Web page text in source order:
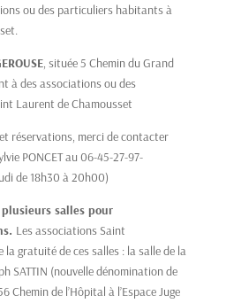
ou des particuliers habitants à
, située 5 Chemin du Grand
à des associations ou des
Laurent de Chamousset
réservations, merci de contacter
PONCET au 06-45-27-97-
de 18h30 à 20h00)
salles pour
Les associations Saint
gratuité de ces salles : la salle de la
SATTIN (nouvelle dénomination de
Chemin de l’Hôpital à l’Espace Juge